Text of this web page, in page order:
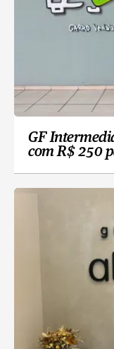
GF
com R$ 250